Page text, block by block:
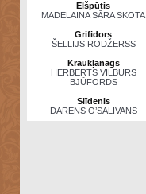
Elšpūtis
MADELAINA SĀRA SKOTA
Grifidors
ŠELLIJS RODŽERSS
Kraukļanags
HERBERTS VILBURS
BJŪFORDS
Slīdenis
DARENS O’SALIVANS